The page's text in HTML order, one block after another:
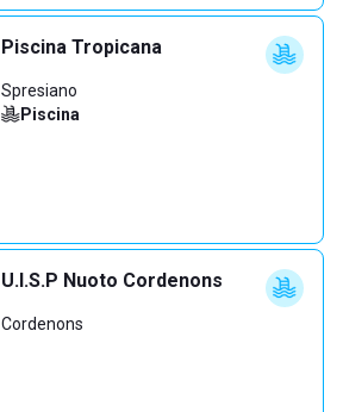
Piscina Tropicana
Spresiano
Piscina
U.I.S.P Nuoto Cordenons
Cordenons